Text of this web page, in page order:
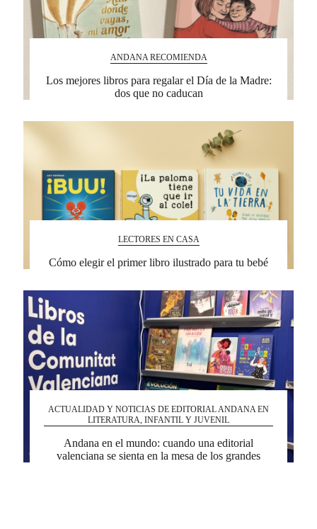
ANDANA RECOMIENDA
Los mejores libros para regalar el Día de la Madre:
dos que no caducan
LECTORES EN CASA
Cómo elegir el primer libro ilustrado para tu bebé
ACTUALIDAD Y NOTICIAS DE EDITORIAL ANDANA EN
LITERATURA, INFANTIL Y JUVENIL
Andana en el mundo: cuando una editorial
valenciana se sienta en la mesa de los grandes